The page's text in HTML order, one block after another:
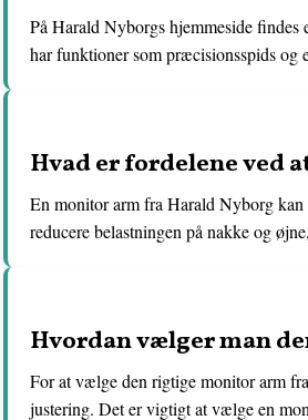
På Harald Nyborgs hjemmeside findes
har funktioner som præcisionsspids og
Hvad er fordelene ved
En monitor arm fra Harald Nyborg
reducere belastningen på nakke og
Hvordan vælger man
For at vælge den rigtige monitor arm
justering. Det er vigtigt at vælge en